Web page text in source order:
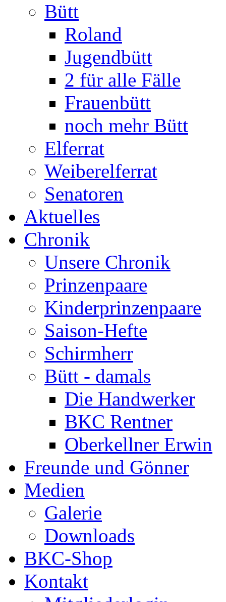
Bütt
Roland
Jugendbütt
2 für alle Fälle
Frauenbütt
noch mehr Bütt
Elferrat
Weiberelferrat
Senatoren
Aktuelles
Chronik
Unsere Chronik
Prinzenpaare
Kinderprinzenpaare
Saison-Hefte
Schirmherr
Bütt - damals
Die Handwerker
BKC Rentner
Oberkellner Erwin
Freunde und Gönner
Medien
Galerie
Downloads
BKC-Shop
Kontakt